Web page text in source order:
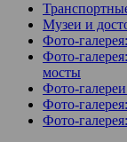
Музеи и
Фото-
Фото-
мосты
Фото-
Фото-
Фото-